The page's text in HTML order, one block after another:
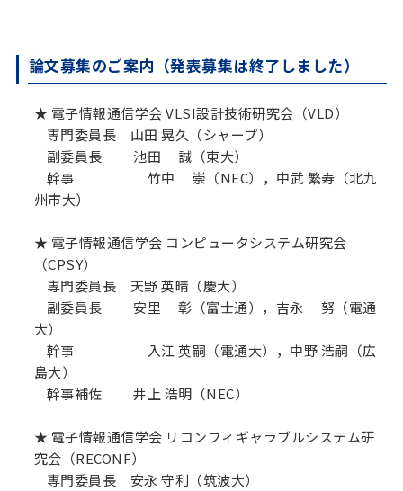
論文募集のご案内（発表募集は終了しました）
★ 電子情報通信学会 VLSI設計技術研究会（VLD）
専門委員長 山田 晃久（シャープ）
副委員長 池田 誠（東大）
幹事 竹中 崇（NEC），中武 繁寿（北九
州市大）
★ 電子情報通信学会 コンピュータシステム研究会
（CPSY）
専門委員長 天野 英晴（慶大）
副委員長 安里 彰（富士通），吉永 努（電通
大）
幹事 入江 英嗣（電通大），中野 浩嗣（広
島大）
幹事補佐 井上 浩明（NEC）
★ 電子情報通信学会 リコンフィギャラブルシステム研
究会（RECONF）
専門委員長 安永 守利（筑波大）